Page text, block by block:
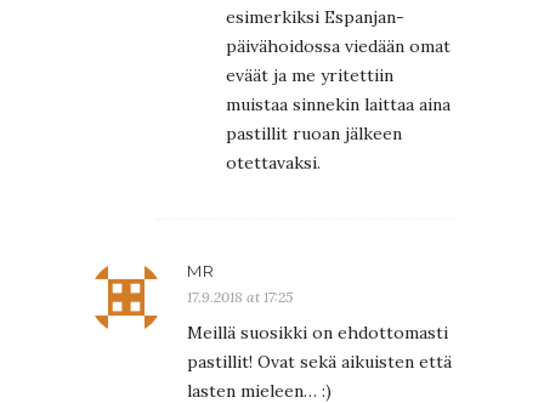
esimerkiksi Espanjan-
päivähoidossa viedään omat
eväät ja me yritettiin
muistaa sinnekin laittaa aina
pastillit ruoan jälkeen
otettavaksi.
MR
17.9.2018 at 17:25
Meillä suosikki on ehdottomasti
pastillit! Ovat sekä aikuisten että
lasten mieleen… :)